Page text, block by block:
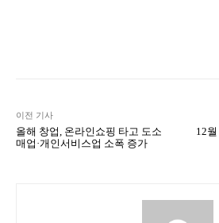
이전 기사
올해 창업, 온라인쇼핑 타고 도소
매업·개인서비스업 소폭 증가
12